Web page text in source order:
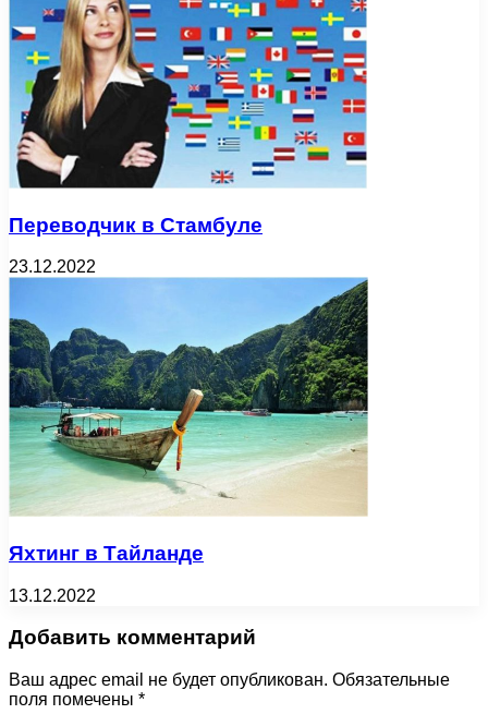
Переводчик в Стамбуле
23.12.2022
Яхтинг в Тайланде
13.12.2022
Добавить комментарий
Ваш адрес email не будет опубликован. Обязательные
поля помечены *